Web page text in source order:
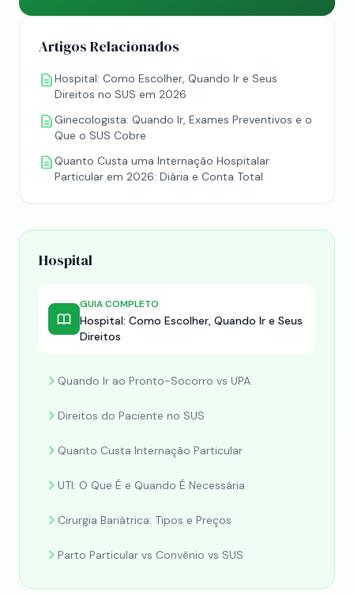
Artigos Relacionados
Hospital: Como Escolher, Quando Ir e Seus
Direitos no SUS em 2026
Ginecologista: Quando Ir, Exames Preventivos e o
Que o SUS Cobre
Quanto Custa uma Internação Hospitalar
Particular em 2026: Diária e Conta Total
Hospital
GUIA COMPLETO
Hospital: Como Escolher, Quando Ir e Seus
Direitos
Quando Ir ao Pronto-Socorro vs UPA
Direitos do Paciente no SUS
Quanto Custa Internação Particular
UTI: O Que É e Quando É Necessária
Cirurgia Bariátrica: Tipos e Preços
Parto Particular vs Convênio vs SUS